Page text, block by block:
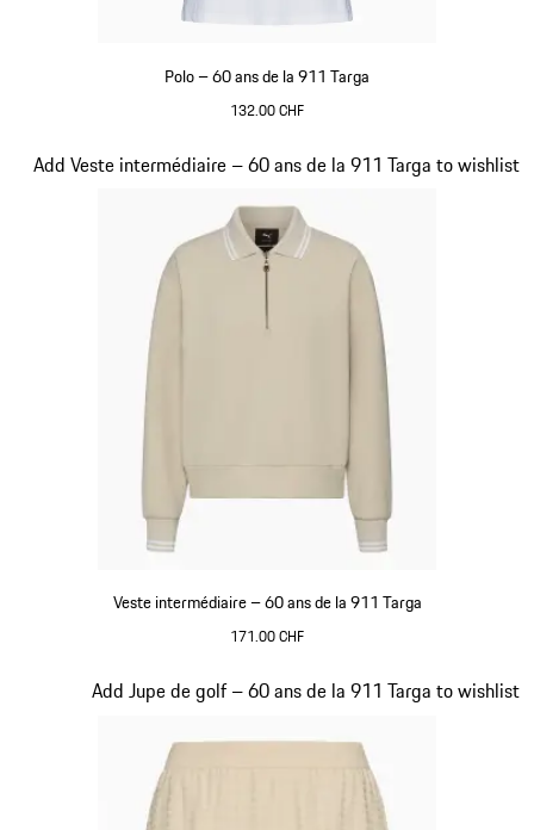
Polo – 60 ans de la 911 Targa
132.00 CHF
Veste intermédiaire – 60 ans de la 911 Targa
171.00 CHF
Add Veste intermédiaire – 60 ans de la 911 Targa to wishlist
Diapositive 17 sur 20
Add Jupe de golf – 60 ans de la 911 Targa to wishlist
Diapositive 18 sur 20